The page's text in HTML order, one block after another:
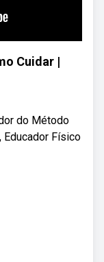
Cuidar |
do Método
Educador Físico